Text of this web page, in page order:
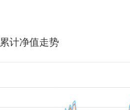
累计净值走势